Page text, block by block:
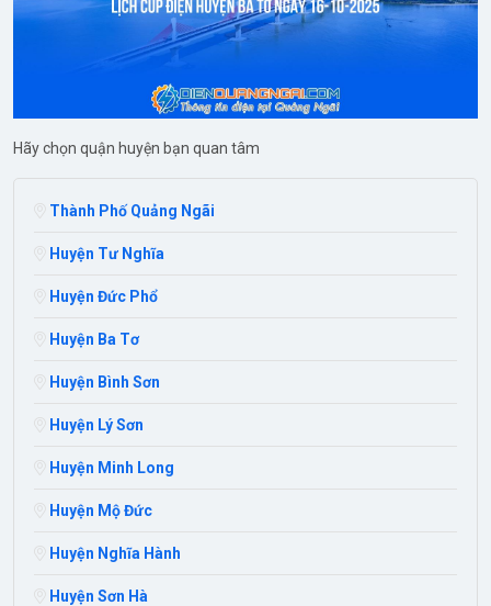
Hãy chọn quận huyện bạn quan tâm
Thành Phố Quảng Ngãi
Huyện Tư Nghĩa
Huyện Đức Phổ
Huyện Ba Tơ
Huyện Bình Sơn
Huyện Lý Sơn
Huyện Minh Long
Huyện Mộ Đức
Huyện Nghĩa Hành
Huyện Sơn Hà